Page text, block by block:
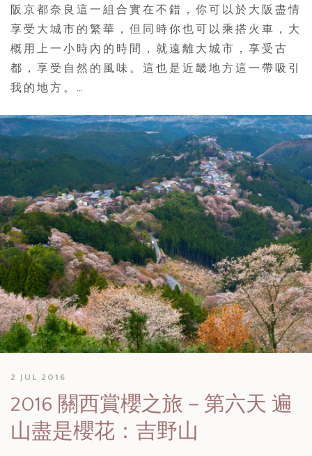
阪京都奈良這一組合實在不錯，你可以於大阪盡情
享受大城市的繁華，但同時你也可以乘搭火車，大
概用上一小時內的時間，就遠離大城市，享受古
都，享受自然的風味。這也是近畿地方這一帶吸引
我的地方。…
2 JUL 2016
2016 關西賞櫻之旅－第六天 遍
山盡是櫻花：吉野山